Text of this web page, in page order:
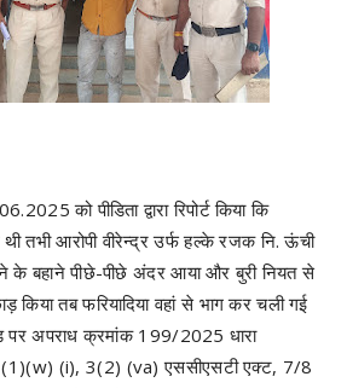
को पीडिता द्वारा रिपोर्ट किया कि
तभी आरोपी वीरेन्द्र उर्फ हल्के रजक नि. ऊंची
के बहाने पीछे-पीछे अंदर आया और बुरी नियत से
तब फरियादिया वहां से भाग कर चली गई
पर अपराध क्रमांक 199/2025 धारा
(i), 3(2) (va) एससीएसटी एक्ट, 7/8